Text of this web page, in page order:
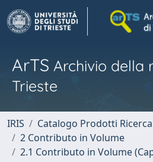
ArTS Archivio della
Trieste
IRIS
Catalogo Prodotti Ricerca
2 Contributo in Volume
2.1 Contributo in Volume